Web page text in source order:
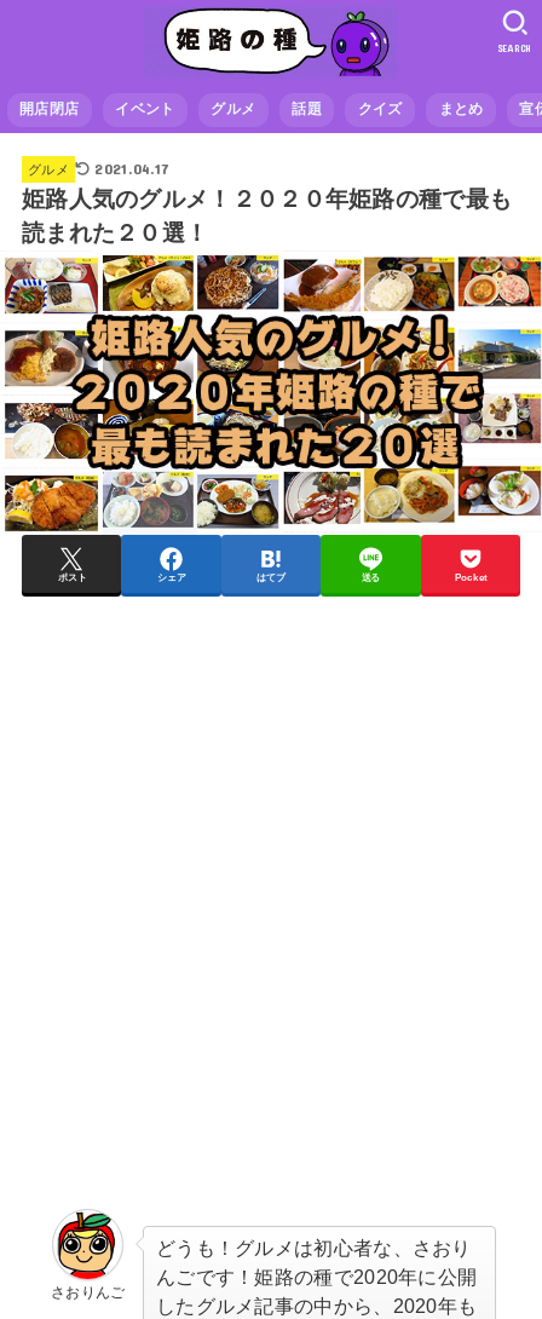
開店閉店 イベント グルメ 話題 クイズ まとめ 宣
SEARCH
グルメ 2021.04.17
姫路人気のグルメ！２０２０年姫路の種で最も
読まれた２０選！
ポスト シェア はてブ 送る Pocket
さおりんご
どうも！グルメは初心者な、さおり
んごです！姫路の種で2020年に公開
したグルメ記事の中から、2020年も